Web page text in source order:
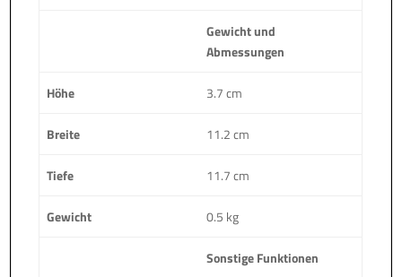
Gewicht und
Abmessungen
Höhe 3.7 cm
Breite 11.2 cm
Tiefe 11.7 cm
Gewicht 0.5 kg
Sonstige Funktionen